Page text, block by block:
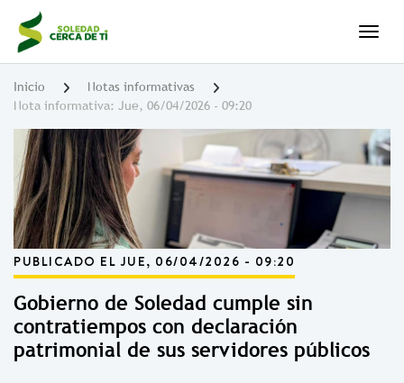
contenido
principal
Inicio
Notas informativas
Nota informativa: Jue, 06/04/2026 - 09:20
PUBLICADO EL JUE, 06/04/2026 - 09:20
Gobierno de Soledad cumple sin
contratiempos con declaración
patrimonial de sus servidores públicos